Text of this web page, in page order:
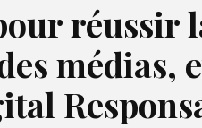
réussir
médias,